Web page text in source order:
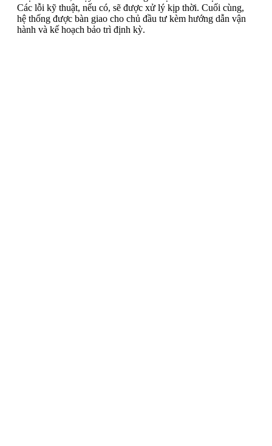
Các lỗi kỹ thuật, nếu có, sẽ được xử lý kịp thời. Cuối cùng,
hệ thống được bàn giao cho chủ đầu tư kèm hướng dẫn vận
hành và kế hoạch bảo trì định kỳ.